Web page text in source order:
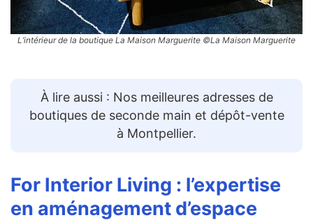
L’intérieur de la boutique La Maison Marguerite ©La Maison Marguerite
À lire aussi : Nos meilleures adresses de
boutiques de seconde main et dépôt-vente
à Montpellier.
For Interior Living : l’expertise
en aménagement d’espace